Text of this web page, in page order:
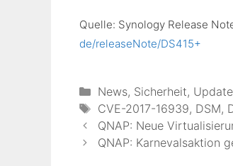
Quelle: Synology Release
de/releaseNote/DS415+
Kategorien
News, Sicherheit,
Schlagwörter
CVE-2017-16939, DSM,
QNAP: Neue
QNAP: Karnevalsaktion